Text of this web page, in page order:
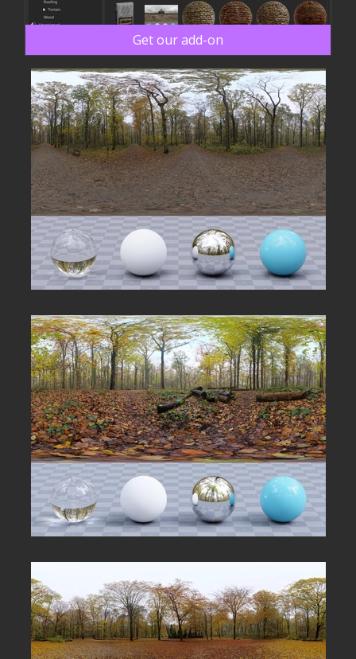
Get our add-on